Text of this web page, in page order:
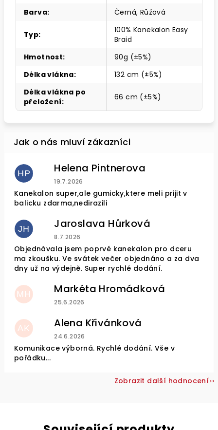
Barva: Černá, Růžová
Typ:
100% Kanekalon Easy
Braid
Hmotnost:
90g (±5%)
Délka vlákna:
132 cm (±5%)
Délka vlákna po
přeložení: 66 cm (±5%)
HP Helena Pintnerova
Hodnocení obchodu je 4 z 5 hvězdiček.
19.7.2026
Kanekalon super,ale gumicky,ktere meli prijit v
balicku zdarma,nedirazili
JH Jaroslava Hůrková
Hodnocení obchodu je 5 z 5 hvězdiček.
8.7.2026
Objednávala jsem poprvé kanekalon pro dceru
ma zkoušku. Ve svátek večer objednáno a za dva
dny už na výdejně. Super rychlé dodání.
MH Markéta Hromádková
Hodnocení obchodu je 5 z 5 hvězdiček.
25.6.2026
AK Alena Křivánková
Hodnocení obchodu je 5 z 5 hvězdiček.
24.6.2026
Komunikace výborná. Rychlé dodání. Vše v
pořádku...
Zobrazit další hodnocení